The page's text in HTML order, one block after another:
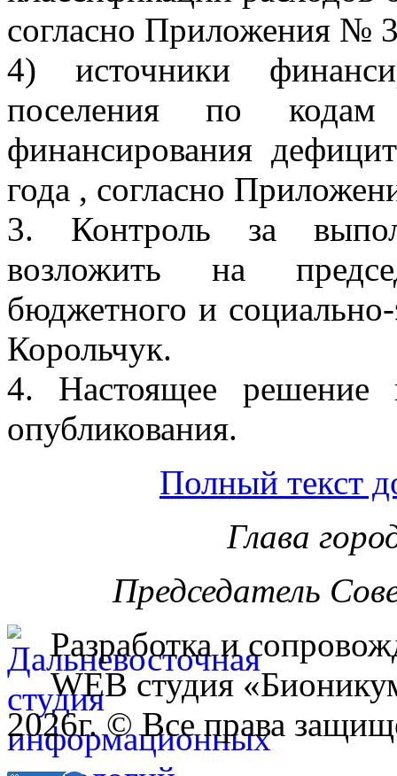
согласно Приложения №
4) источники
поселения по кодам
финансирования
года , согласно
3. Контроль за
возложить на
бюджетного и
Корольчук.
4. Настоящее решение
опубликования.
Полный текст
Глава
Председатель
Разработка и
WEB студия
2026г. © Все права